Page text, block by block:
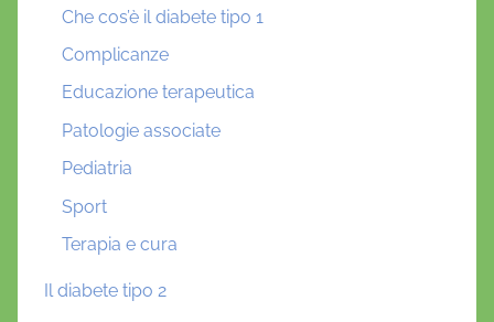
Che cos’è il diabete tipo 1
Complicanze
Educazione terapeutica
Patologie associate
Pediatria
Sport
Terapia e cura
Il diabete tipo 2